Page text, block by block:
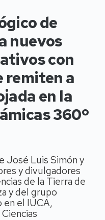
de
nuevos
con
remiten a
en la
360º
José Luis Simón y
y divulgadores
de la Tierra de
y del grupo
el IUCA,